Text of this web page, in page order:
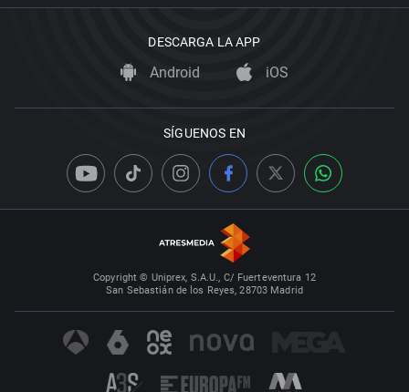
DESCARGA LA APP
Android iOS
SÍGUENOS EN
Copyright © Uniprex, S.A.U., C/ Fuerteventura 12
San Sebastián de los Reyes, 28703 Madrid